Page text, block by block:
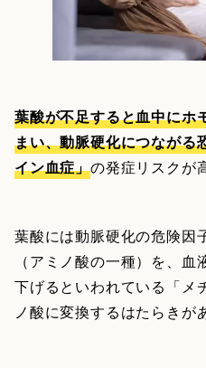
葉酸が不足すると血中にホ
まい、動脈硬化につながる
イン血症」の発症リスクが
葉酸には動脈硬化の危険因
（アミノ酸の一種）を、
下げるといわれている「メ
ノ酸に変換するはたらきが